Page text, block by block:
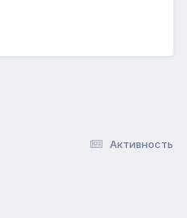
Активность